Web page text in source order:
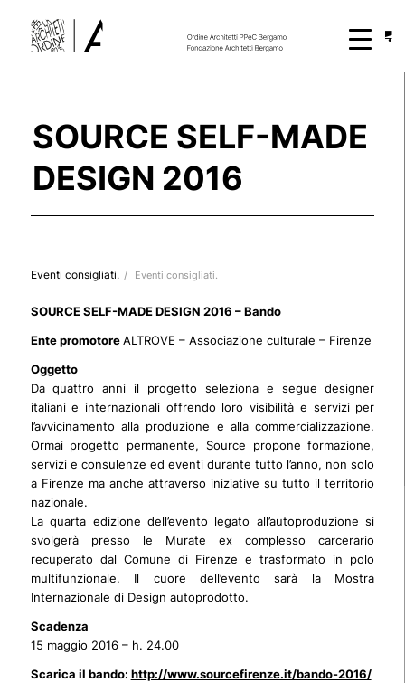
SOURCE SELF-MADE
DESIGN 2016
Eventi consigliati. / Eventi consigliati.
SOURCE SELF-MADE DESIGN 2016 – Bando
Ente promotoreALTROVE – Associazione culturale – Firenze
Oggetto
Da quattro anni il progetto seleziona e segue designer
italiani e internazionali offrendo loro visibilità e servizi per
l’avvicinamento alla produzione e alla commercializzazione.
Ormai progetto permanente, Source propone formazione,
servizi e consulenze ed eventi durante tutto l’anno, non solo
a Firenze ma anche attraverso iniziative su tutto il territorio
nazionale.
La quarta edizione dell’evento legato all’autoproduzione si
svolgerà presso le Murate ex complesso carcerario
recuperato dal Comune di Firenze e trasformato in polo
multifunzionale. Il cuore dell’evento sarà la Mostra
Internazionale di Design autoprodotto.
Scadenza
15 maggio 2016 – h. 24.00
Scarica il bando: http://www.sourcefirenze.it/bando-2016/